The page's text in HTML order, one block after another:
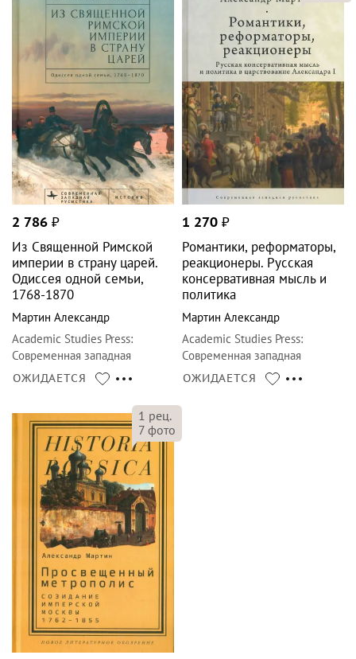
2 786 ₽
Из Священной Римской
империи в страну царей.
Одиссея одной семьи,
1768-1870
Мартин Александр
Academic Studies Press:
Современная западная
русистика
ОЖИДАЕТСЯ
1 270 ₽
Романтики, реформаторы,
реакционеры. Русская
консервативная мысль и
политика
Мартин Александр
Academic Studies Press:
Современная западная
русистика
ОЖИДАЕТСЯ
1 рец.
7 фото